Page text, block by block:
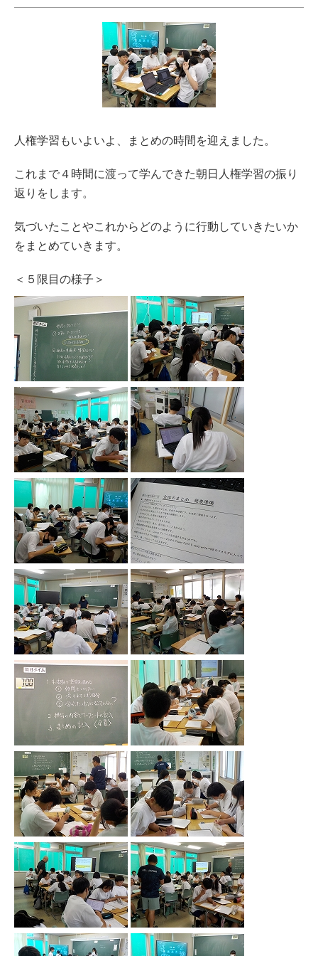
人権学習もいよいよ、まとめの時間を迎えました。
これまで４時間に渡って学んできた朝日人権学習の振り
返りをします。
気づいたことやこれからどのように行動していきたいか
をまとめていきます。
＜５限目の様子＞